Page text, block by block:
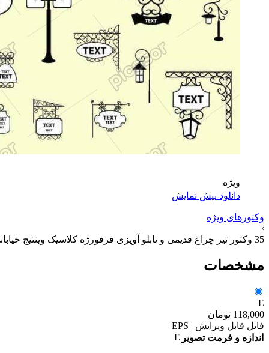
ویژه
دانلود پیش نمایش
وکتورهای ویژه
›
35 وکتور تیر چراغ قدیمی و تابلو آویزی فرفورژه کلاسیک وینتیج خیابانی
مشخصات
E
118,000 تومان
فایل قابل ویرایش | EPS
اندازه و فرمت تصویر E